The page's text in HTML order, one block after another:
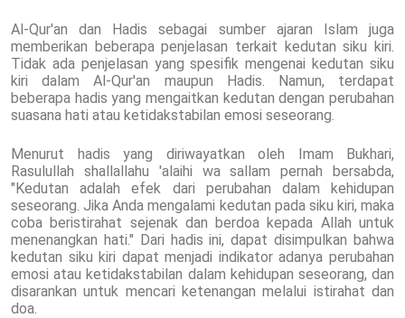
Al-Qur'an dan Hadis sebagai sumber ajaran Islam juga
memberikan beberapa penjelasan terkait kedutan siku kiri.
Tidak ada penjelasan yang spesifik mengenai kedutan siku
kiri dalam Al-Qur'an maupun Hadis. Namun, terdapat
beberapa hadis yang mengaitkan kedutan dengan perubahan
suasana hati atau ketidakstabilan emosi seseorang.
Menurut hadis yang diriwayatkan oleh Imam Bukhari,
Rasulullah shallallahu 'alaihi wa sallam pernah bersabda,
"Kedutan adalah efek dari perubahan dalam kehidupan
seseorang. Jika Anda mengalami kedutan pada siku kiri, maka
coba beristirahat sejenak dan berdoa kepada Allah untuk
menenangkan hati." Dari hadis ini, dapat disimpulkan bahwa
kedutan siku kiri dapat menjadi indikator adanya perubahan
emosi atau ketidakstabilan dalam kehidupan seseorang, dan
disarankan untuk mencari ketenangan melalui istirahat dan
doa.